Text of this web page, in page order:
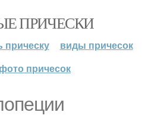
ПРИЧЕСКИ
прическу
виды причесок
причесок